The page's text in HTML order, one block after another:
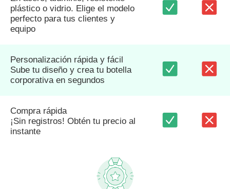
plástico o vidrio. Elige el modelo
perfecto para tus clientes y
equipo
Personalización rápida y fácil
Sube tu diseño y crea tu botella
corporativa en segundos
Compra rápida
¡Sin registros! Obtén tu precio al
instante